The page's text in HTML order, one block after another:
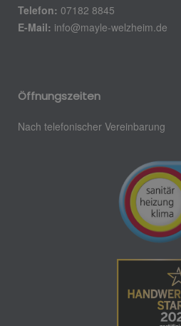
Telefon: 07182 8845
E-Mail: info@mayle-welzheim.de
Öffnungszeiten
Nach telefonischer Vereinbarung